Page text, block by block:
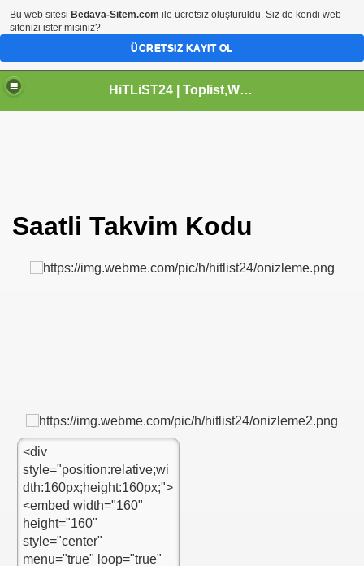
HiTLiST24 | Toplist,Webmaster,HTML Kodlar,icon Arsivi,Grafik Dizayn
Saatli Takvim Kodu
Bu web sitesi Bedava-Sitem.com ile ücretsiz oluşturuldu. Siz de kendi web
sitenizi ister misiniz?
ÜCRETSIZ KAYIT OL